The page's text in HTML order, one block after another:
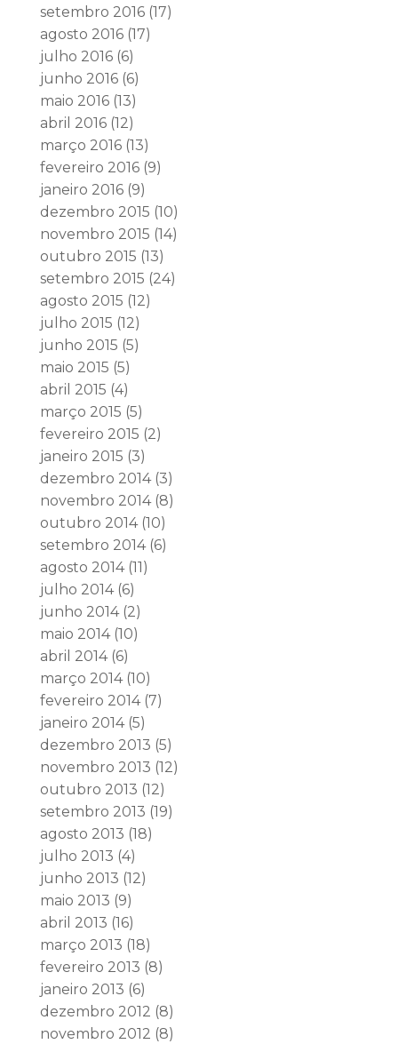
setembro 2016(17)
agosto 2016(17)
julho 2016(6)
junho 2016(6)
maio 2016(13)
abril 2016(12)
março 2016(13)
fevereiro 2016(9)
janeiro 2016(9)
dezembro 2015 (10)
novembro 2015 (14)
outubro 2015 (13)
setembro 2015 (24)
agosto 2015 (12)
julho 2015 (12)
junho 2015 (5)
maio 2015 (5)
abril 2015 (4)
março 2015 (5)
fevereiro 2015 (2)
janeiro 2015 (3)
dezembro 2014(3)
novembro 2014(8)
outubro 2014(10)
setembro 2014(6)
agosto 2014(11)
julho 2014(6)
junho 2014(2)
maio 2014(10)
abril 2014(6)
março 2014(10)
fevereiro 2014(7)
janeiro 2014(5)
dezembro 2013 (5)
novembro 2013 (12)
outubro 2013 (12)
setembro 2013 (19)
agosto 2013 (18)
julho 2013 (4)
junho 2013 (12)
maio 2013 (9)
abril 2013 (16)
março 2013 (18)
fevereiro 2013 (8)
janeiro 2013 (6)
dezembro 2012 (8)
novembro 2012 (8)